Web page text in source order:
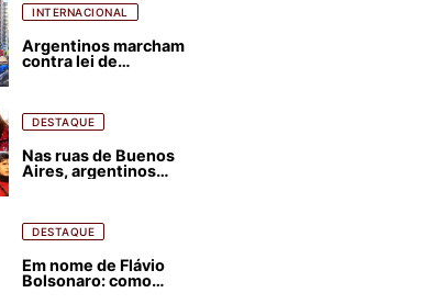
INTERNACIONAL
Argentinos marcham
contra lei de
florestais
DESTAQUE
Nas ruas de Buenos
Aires, argentinos
DESTAQUE
Em nome de Flávio
Bolsonaro: como